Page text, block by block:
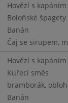
Hovězí s kapáním
Boloňské
Banán
Čaj se sirupem,
Hovězí s kapáním
Kuřecí směs
bramborák,
Banán